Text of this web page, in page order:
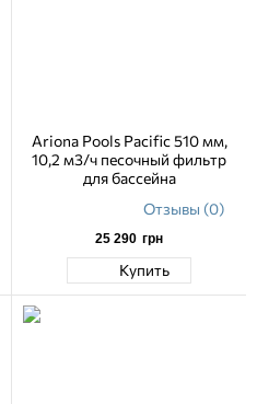
Ariona Pools Pacific 510 мм,
10,2 м3/ч песочный фильтр
для бассейна
Отзывы (0)
25 290 грн
Купить